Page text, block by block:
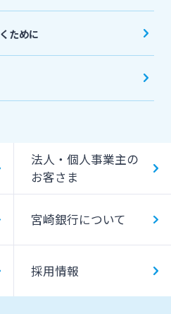
ために
法人・個人事業主の
お客さま
宮崎銀行について
採用情報